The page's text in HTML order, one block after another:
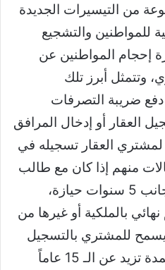
2005، مجموعة من التيسيرات الجديدة
للمواطنين والتشجيع
إحجام المواطنين عن
وتتمثل أبرز تلك
ضريبة التصرفات
العقار أو إدخال المرافق
لمشتري العقار تسجيله في
منهم إذا كان مع طالب
التسجيل سند صحيح إلى جانب 5 سنوات حيازة،
بالملكية أو غيرها من
ويسمح للمشتري بالتسجيل
إلى جانب حالة وضع اليد لمدة تزيد عن الـ 15 عاماً